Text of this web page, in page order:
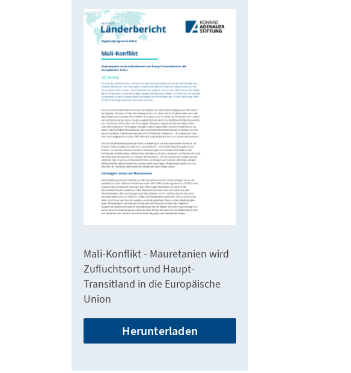
Mali-Konflikt - Mauretanien wird
Zufluchtsort und Haupt-
Transitland in die Europäische
Union
Herunterladen